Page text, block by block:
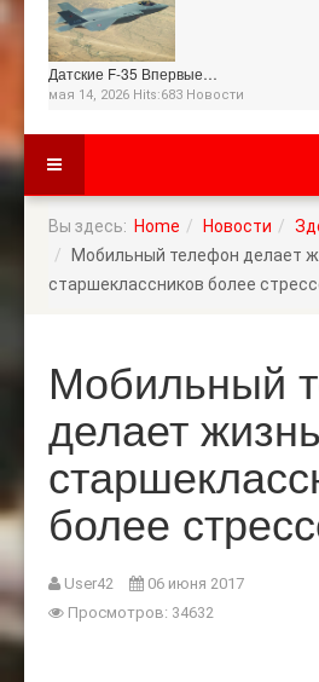
Датские F-35 Впервые…
мая 14, 2026 Hits:683 Новости
Вы здесь: Home Новости
Мобильный телефон делает
старшеклассников более
Мобильный
делает жизнь
более
User42
06 июня 2017
Просмотров: 34632